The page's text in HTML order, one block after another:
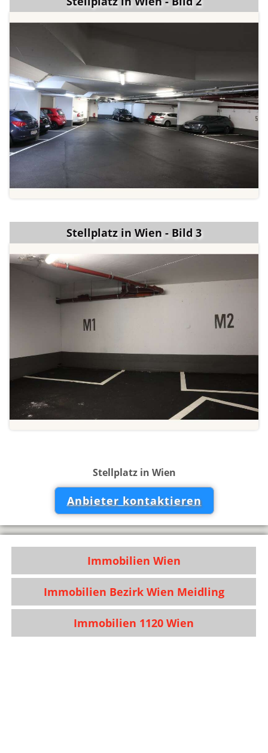
Stellplatz in Wien - Bild 3
Stellplatz in Wien
Anbieter kontaktieren
Immobilien Wien
Immobilien Bezirk Wien Meidling
Immobilien 1120 Wien